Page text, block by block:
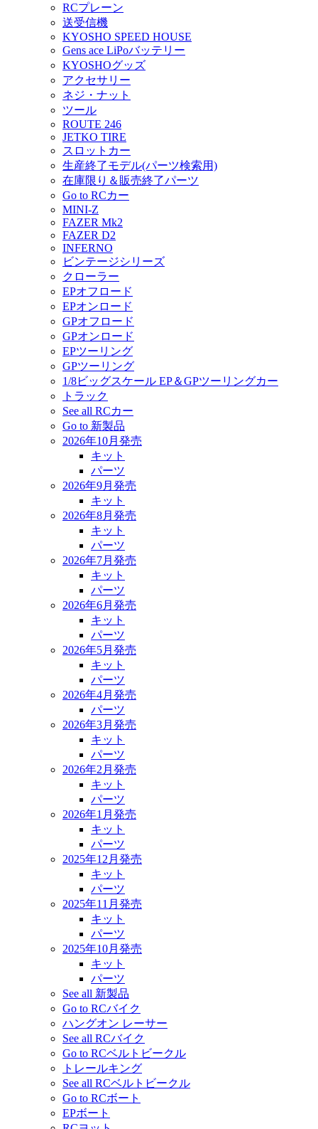
RCプレーン
送受信機
KYOSHO SPEED HOUSE
Gens ace LiPoバッテリー
KYOSHOグッズ
アクセサリー
ネジ・ナット
ツール
ROUTE 246
JETKO TIRE
スロットカー
生産終了モデル(パーツ検索用)
在庫限り＆販売終了パーツ
Go to RCカー
MINI-Z
FAZER Mk2
FAZER D2
INFERNO
ビンテージシリーズ
クローラー
EPオフロード
EPオンロード
GPオフロード
GPオンロード
EPツーリング
GPツーリング
1/8ビッグスケール EP＆GPツーリングカー
トラック
See all RCカー
Go to 新製品
2026年10月発売
キット
パーツ
2026年9月発売
キット
2026年8月発売
キット
パーツ
2026年7月発売
キット
パーツ
2026年6月発売
キット
パーツ
2026年5月発売
キット
パーツ
2026年4月発売
パーツ
2026年3月発売
キット
パーツ
2026年2月発売
キット
パーツ
2026年1月発売
キット
パーツ
2025年12月発売
キット
パーツ
2025年11月発売
キット
パーツ
2025年10月発売
キット
パーツ
See all 新製品
Go to RCバイク
ハングオン レーサー
See all RCバイク
Go to RCベルトビークル
トレールキング
See all RCベルトビークル
Go to RCボート
EPボート